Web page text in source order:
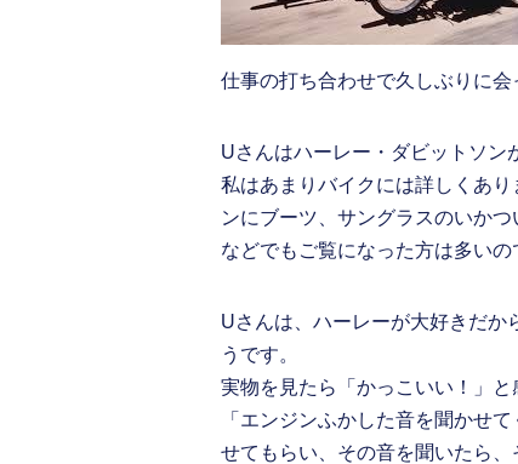
仕事の打ち合わせで久しぶりに会
Uさんはハーレー・ダビットソン
私はあまりバイクには詳しくあ
ンにブーツ、サングラスのいか
などでもご覧になった方は多いの
Uさんは、ハーレーが大好きだか
うです。
実物を見たら「かっこいい！」
「エンジンふかした音を聞かせ
せてもらい、その音を聞いたら、